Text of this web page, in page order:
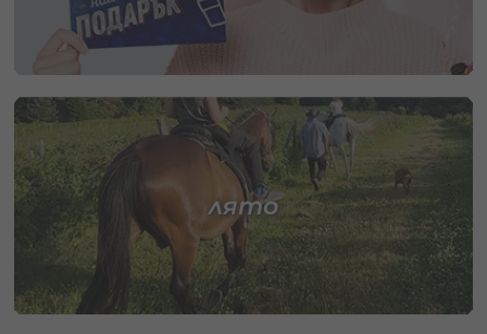
лято